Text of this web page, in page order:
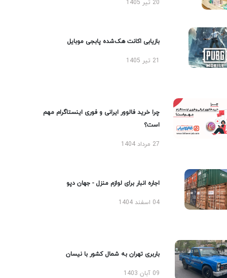
20 تیر 1405
بازیابی اکانت هک‌شده پابجی موبایل
چرا خرید فالوور ایرانی و فوری اینستاگرام مهم
است؟
27 مرداد 1404
اجاره انبار برای لوازم منزل - جهان دپو
04 اسفند 1404
باربری تهران به شمال کشور با نیسان
09 آبان 1403